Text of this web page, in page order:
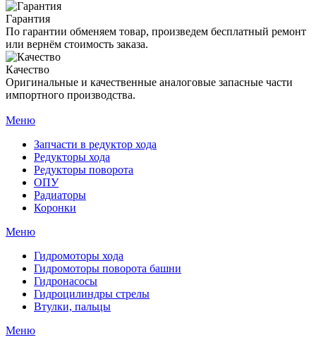
Гарантия
По гарантии обменяем товар, произведем бесплатный ремонт
или вернём стоимость заказа.
Качество
Оригинальные и качественные аналоговые запасные части
импортного производства.
Меню
Запчасти в редуктор хода
Редукторы хода
Редукторы поворота
ОПУ
Радиаторы
Коронки
Меню
Гидромоторы хода
Гидромоторы поворота башни
Гидронасосы
Гидроцилиндры стрелы
Втулки, пальцы
Меню